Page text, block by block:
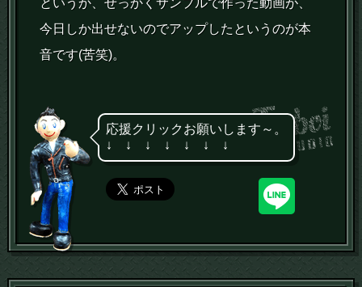
今日しか出せないのでアップしたというのが本
音です(苦笑)。
応援クリックお願いします～。
↓ ↓ ↓ ↓ ↓ ↓ ↓